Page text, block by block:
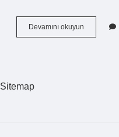
Devamını okuyun
Uğultusu
Sitemap